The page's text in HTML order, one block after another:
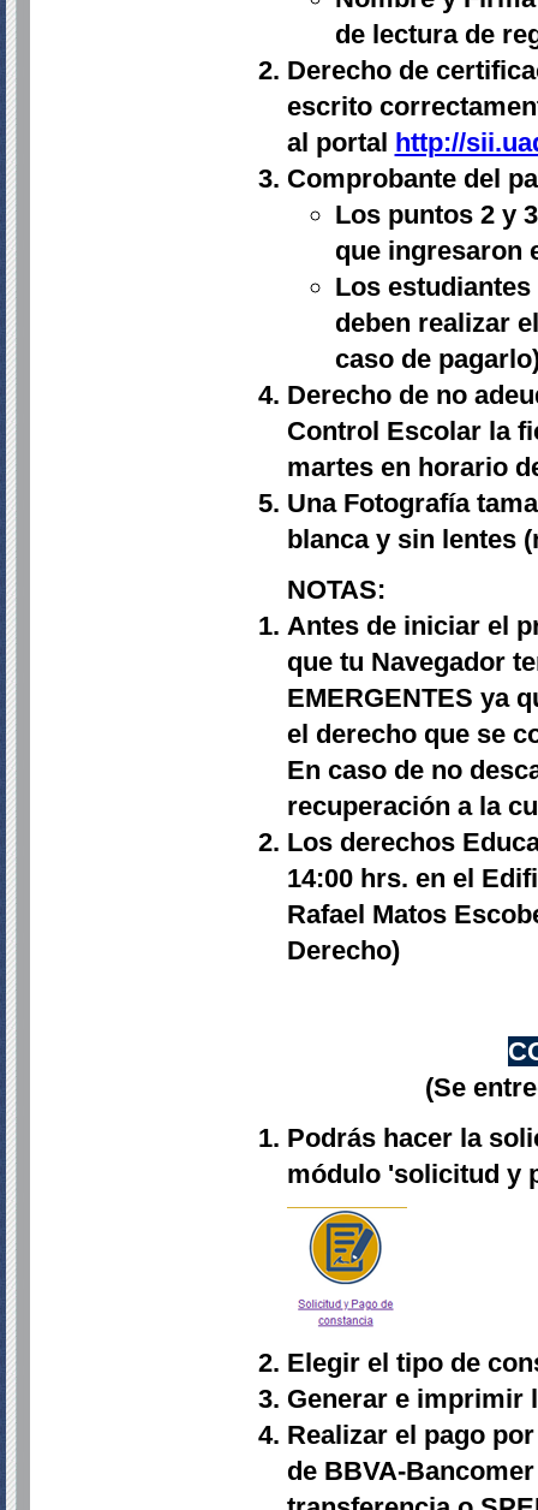
de lectura de
Derecho de
escrito
al portal http://
Comprobante del
Los puntos 2 y
que ingresaron
Los
deben realizar
caso de
Derecho de no
Control Escolar la
martes en horario
Una Fotografía
blanca y sin lentes
NOTAS:
Antes de iniciar el
que tu Navegador
EMERGENTES ya
el derecho que se
En caso de no
recuperación a la
Los derechos
14:00 hrs. en el
Rafael Matos
Derecho)
(Se
Podrás hacer la
módulo 'solicitud y
Elegir el tipo de
Generar e imprimir
Realizar el pago
de BBVA-